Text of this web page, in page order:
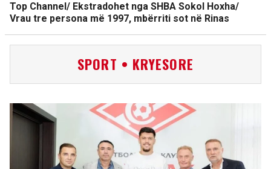
Top Channel/ Ekstradohet nga SHBA Sokol Hoxha/
Vrau tre persona më 1997, mbërriti sot në Rinas
SPORT • KRYESORE